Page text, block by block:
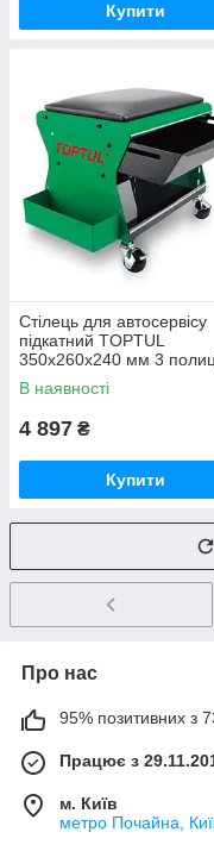
Купити
Стілець для автосервісу
підкатний TOPTUL
350x260x240 мм 3
JCA-350B
В наявності
4 897 ₴
Купити
Про нас
95% позитивних з
Працює з
м. Київ
метро Почайна,